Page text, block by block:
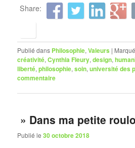
Share:
Publié dans Philosophie,Valeurs |
créativité,Cynthia Fleury,design,
liberté,philosophie,soin,université des
commentaire
» Dans ma petite
Publié le30 octobre 2018